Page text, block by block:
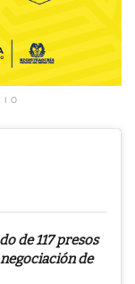
de 117 presos
de